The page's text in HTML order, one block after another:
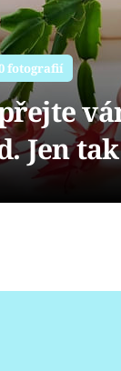
fotografií
Jen